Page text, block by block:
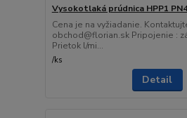
Vysokotlaká prúdnica HPP1
Cena je na vyžiadanie.
obchod@florian.sk Pripojenie :
Prietok l/mi...
/ks
Detail